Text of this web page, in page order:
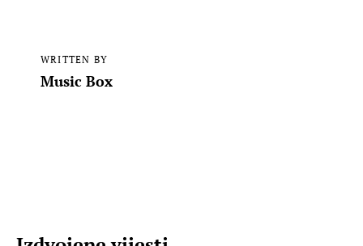
WRITTEN BY
Music Box